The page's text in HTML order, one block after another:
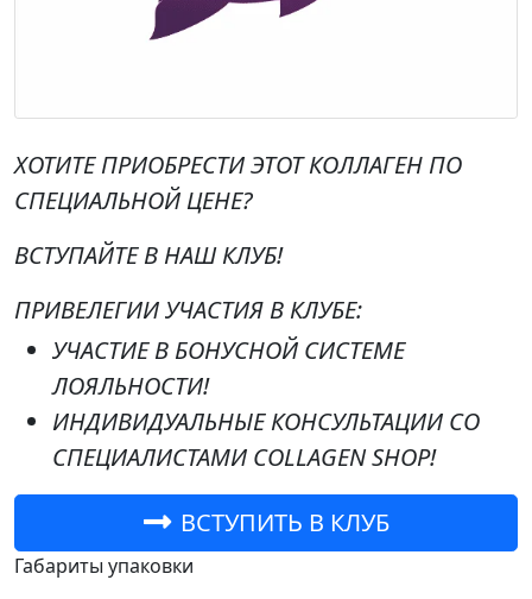
ХОТИТЕ ПРИОБРЕСТИ ЭТОТ КОЛЛАГЕН ПО
СПЕЦИАЛЬНОЙ ЦЕНЕ?
ВСТУПАЙТЕ В НАШ КЛУБ!
ПРИВЕЛЕГИИ УЧАСТИЯ В КЛУБЕ:
УЧАСТИЕ В БОНУСНОЙ СИСТЕМЕ
ЛОЯЛЬНОСТИ!
ИНДИВИДУАЛЬНЫЕ КОНСУЛЬТАЦИИ СО
СПЕЦИАЛИСТАМИ COLLAGEN SHOP!
ВСТУПИТЬ В КЛУБ
Габариты упаковки